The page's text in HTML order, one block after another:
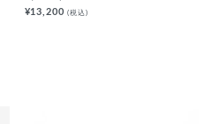
¥13,200(税込)